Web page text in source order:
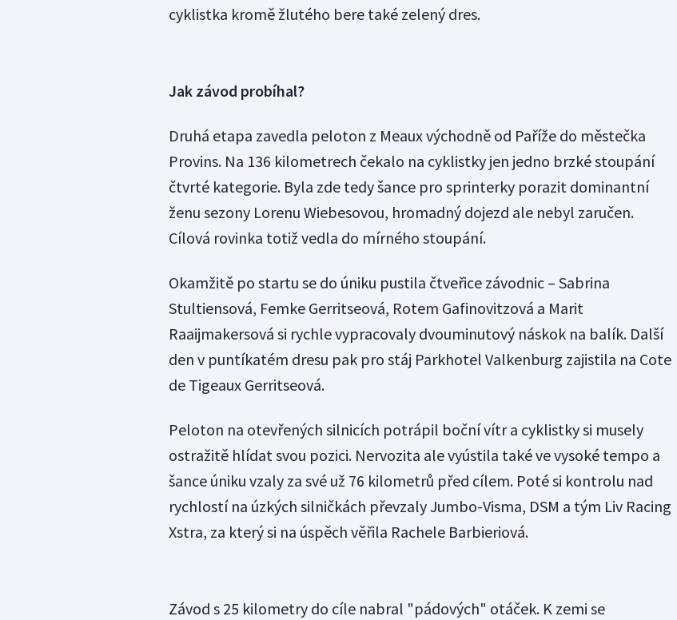
cyklistka kromě žlutého bere také zelený dres.
Jak závod probíhal?
Druhá etapa zavedla peloton z Meaux východně od Paříže do městečka
Provins. Na 136 kilometrech čekalo na cyklistky jen jedno brzké stoupání
čtvrté kategorie. Byla zde tedy šance pro sprinterky porazit dominantní
ženu sezony Lorenu Wiebesovou, hromadný dojezd ale nebyl zaručen.
Cílová rovinka totiž vedla do mírného stoupání.
Okamžitě po startu se do úniku pustila čtveřice závodnic – Sabrina
Stultiensová, Femke Gerritseová, Rotem Gafinovitzová a Marit
Raaijmakersová si rychle vypracovaly dvouminutový náskok na balík. Další
den v puntíkatém dresu pak pro stáj Parkhotel Valkenburg zajistila na Cote
de Tigeaux Gerritseová.
Peloton na otevřených silnicích potrápil boční vítr a cyklistky si musely
ostražitě hlídat svou pozici. Nervozita ale vyústila také ve vysoké tempo a
šance úniku vzaly za své už 76 kilometrů před cílem. Poté si kontrolu nad
rychlostí na úzkých silničkách převzaly Jumbo-Visma, DSM a tým Liv Racing
Xstra, za který si na úspěch věřila Rachele Barbieriová.
Závod s 25 kilometry do cíle nabral "pádových" otáček. K zemi se